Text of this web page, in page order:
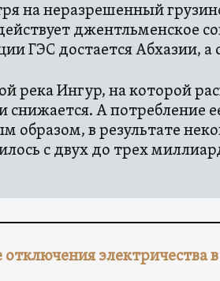
на неразрешенный
джентльменское
ГЭС достается Абхазии,
река Ингур, на которой
снижается. А потребление
образом, в результате
с двух до трех
электричества